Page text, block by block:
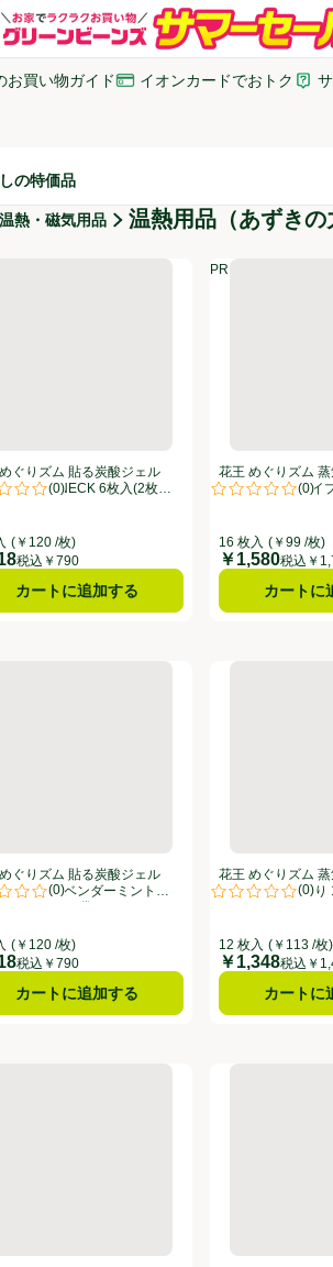
お買い物ガイド
ウで開く)
イオンカードでおトク
(新しいウィンドウで開く) (新
の特価品
熱・磁気用品 温熱用品（あずきの
ラベンダーミントの香り 6枚入(2枚入 x 3
めぐりズム 貼る炭酸ジェルパック
(0)
0件のレビューで5点中0.0点。
ぐりズム 貼る炭酸ジェル
6枚入(2枚入 x
(￥120 /枚)
税込￥790
カートに追加する
PR
PR
花王 めぐりズ
(0)
評価は0件のレ
花王 めぐりズム
16 枚入 (￥99 /枚)
価格
￥1,580税込￥
カートに
香料 12枚入
めぐりズム 貼る炭酸ジェルパック FOOT ラ
(0)
0件のレビューで5点中0.0点。
ぐりズム 貼る炭酸ジェル
FOOT ラベンダーミントの香
入(2枚入 x 3袋)
(￥120 /枚)
税込￥790
カートに追加する
花王 めぐりズ
(0)
評価は0件のレ
花王 めぐりズム
スク 森林浴の香り
12 枚入 (￥113 /枚)
価格
￥1,348税込￥
カートに
木犀の香り 12枚入
めぐりズム 蒸気めぐるアイマスク ひのきの香
花王 めぐりズ